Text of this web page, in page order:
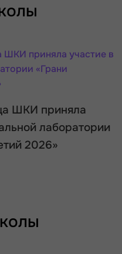
ШКИ приняла
лаборатории
2026»